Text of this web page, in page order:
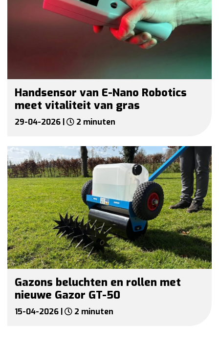
Handsensor van E-Nano Robotics
meet vitaliteit van gras
29-04-2026 | 2 minuten
Gazons beluchten en rollen met
nieuwe Gazor GT-50
15-04-2026 | 2 minuten